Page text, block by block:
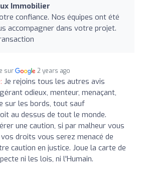
Immobilier
confiance. Nos équipes ont été
accompagner dans votre projet.
sur 2 years ago
Je rejoins tous les autres avis
odieux, menteur, menaçant,
sur les bords, tout sauf
au dessus de tout le monde.
une caution, si par malheur vous
droits vous serez menacé de
caution en justice. Joue la carte de
ni les lois, ni l'Humain.